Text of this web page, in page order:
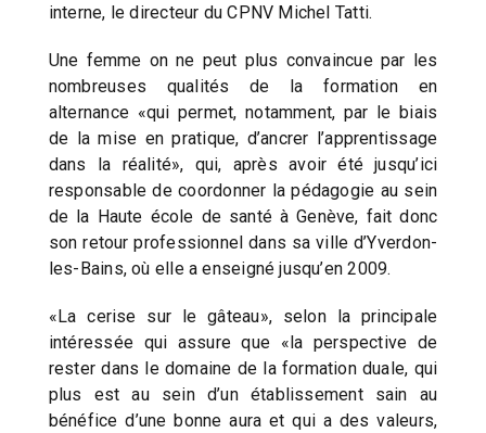
interne, le directeur du CPNV Michel Tatti.
Une femme on ne peut plus convaincue par les
nombreuses qualités de la formation en
alternance «qui permet, notamment, par le biais
de la mise en pratique, d’ancrer l’apprentissage
dans la réalité», qui, après avoir été jusqu’ici
responsable de coordonner la pédagogie au sein
de la Haute école de santé à Genève, fait donc
son retour professionnel dans sa ville d’Yverdon-
les-Bains, où elle a enseigné jusqu’en 2009.
«La cerise sur le gâteau», selon la principale
intéressée qui assure que «la perspective de
rester dans le domaine de la formation duale, qui
plus est au sein d’un établissement sain au
bénéfice d’une bonne aura et qui a des valeurs,